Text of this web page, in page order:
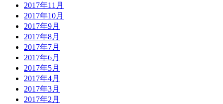
2017年11月
2017年10月
2017年9月
2017年8月
2017年7月
2017年6月
2017年5月
2017年4月
2017年3月
2017年2月